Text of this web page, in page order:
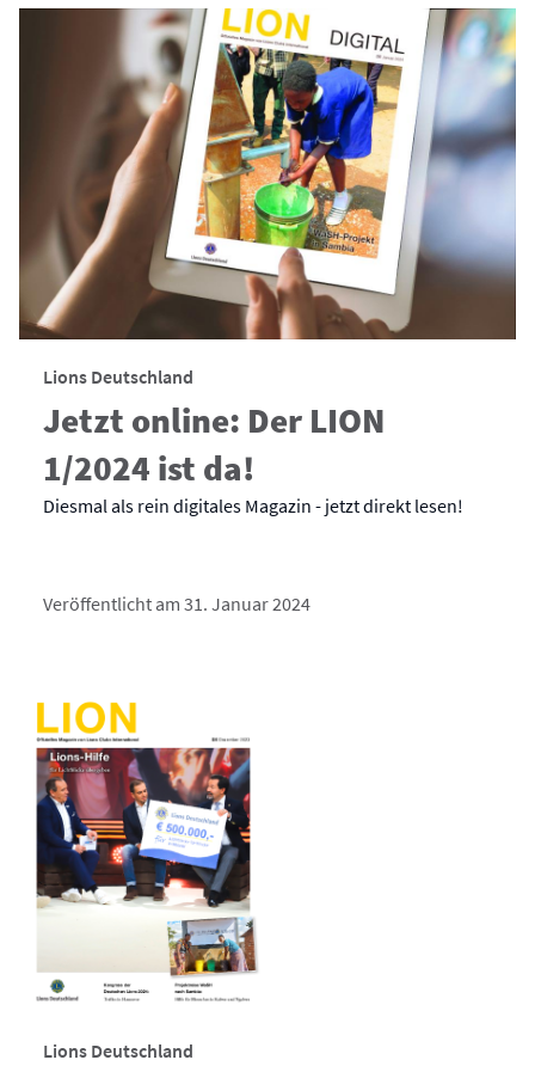
Lions Deutschland
Jetzt online: Der LION
1/2024 ist da!
Diesmal als rein digitales Magazin - jetzt direkt lesen!
Veröffentlicht am 31. Januar 2024
Lions Deutschland